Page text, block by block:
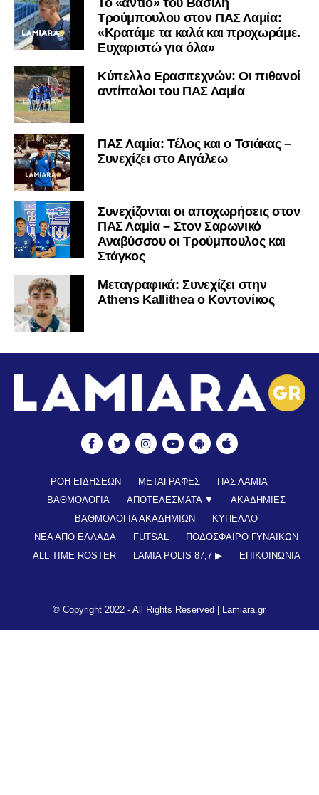
Το «αντίο» του Βασίλη
Τρούμπουλου στον ΠΑΣ Λαμία:
«Κρατάμε τα καλά και προχωράμε.
Ευχαριστώ για όλα»
Κύπελλο Ερασιτεχνών: Οι πιθανοί
αντίπαλοι του ΠΑΣ Λαμία
ΠΑΣ Λαμία: Τέλος και ο Τσιάκας –
Συνεχίζει στο Αιγάλεω
Συνεχίζονται οι αποχωρήσεις στον
ΠΑΣ Λαμία – Στον Σαρωνικό
Αναβύσσου οι Τρούμπουλος και
Στάγκος
Mεταγραφικά: Συνεχίζει στην
Athens Kallithea ο Κοντονίκος
ΡΟΗ ΕΙΔΗΣΕΩΝ ΜΕΤΑΓΡΑΦΕΣ
ΠΑΣ ΛΑΜΙΑ
ΒΑΘΜΟΛΟΓΙΑ
ΑΠΟΤΕΛΕΣΜΑΤΑ ▼
ΑΚΑΔΗΜΙΕΣ
ΒΑΘΜΟΛΟΓΙΑ ΑΚΑΔΗΜΙΩΝ
ΚΥΠΕΛΛΟ
ΝΕΑ ΑΠΟ ΕΛΛΑΔΑ
FUTSAL
ΠΟΔΟΣΦΑΙΡΟ ΓΥΝΑΙΚΩΝ
ALL TIME ROSTER
LAMIA POLIS 87,7 ▶︎ ΕΠΙΚΟΙΝΩΝΊΑ
© Copyright 2022 - All Rights Reserved | Lamiara.gr